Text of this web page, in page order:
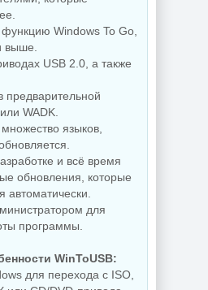
FastStone Capture
Скриншоты
экрана TechSmith
Snagit 26.3.1 build
11825 by
Windows To Go,
выше.
USB 2.0, а также
предварительной
WADK.
языков,
и всё время
обновления, которые
автоматически.
для
программы.
WinToUSB:
для перехода с ISO,